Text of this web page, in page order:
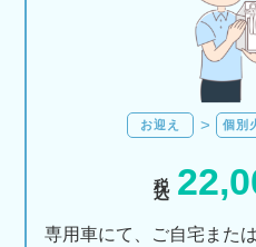
お迎え 個別
専用車にて、ご自宅また